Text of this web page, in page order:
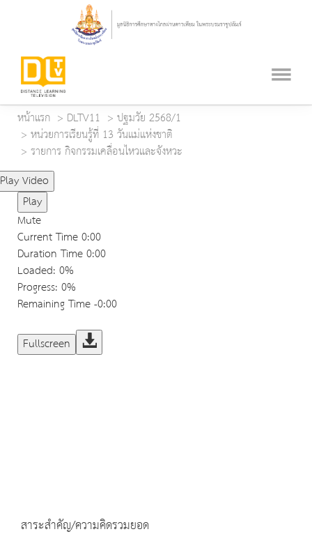
หน้าแรก DLTV11
ปฐมวัย 2568/1
หน่วยการเรียนรู้ที่ 13 วันแม่แห่งชาติ
รายการ กิจกรรมเคลื่อนไหวและจังหวะ
Play Video
Play
Mute
Current Time0:00
Duration Time0:00
Loaded: 0%
Progress: 0%
Remaining Time-0:00
Fullscreen
สาระสำคัญ/ความคิดรวมยอด